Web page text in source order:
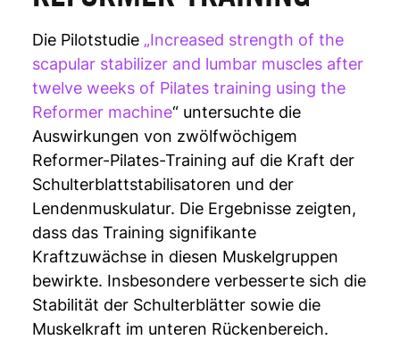
Die Pilotstudie „Increased strength of the
scapular stabilizer and lumbar muscles after
twelve weeks of Pilates training using the
Reformer machine“ untersuchte die
Auswirkungen von zwölfwöchigem
Reformer-Pilates-Training auf die Kraft der
Schulterblattstabilisatoren und der
Lendenmuskulatur. Die Ergebnisse zeigten,
dass das Training signifikante
Kraftzuwächse in diesen Muskelgruppen
bewirkte. Insbesondere verbesserte sich die
Stabilität der Schulterblätter sowie die
Muskelkraft im unteren Rückenbereich.